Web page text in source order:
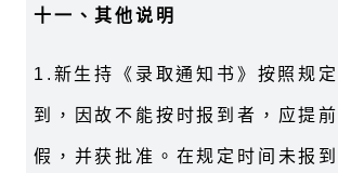
十一、其他说明
1.新生持《录取通知书》按照规
到，因故不能按时报到者，应提
假，并获批准。在规定时间未报